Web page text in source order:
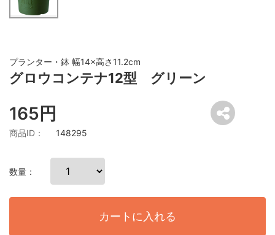
プランター・鉢 幅14×高さ11.2cm
グロウコンテナ12型 グリーン
165円
商品ID： 148295
数量：
カートに入れる